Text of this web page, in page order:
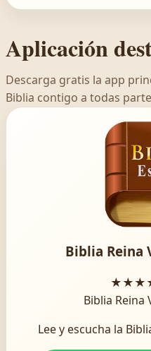
Aplicación
Descarga gratis la app
Biblia contigo a todas
Biblia Reina
Biblia Reina
Lee y escucha la